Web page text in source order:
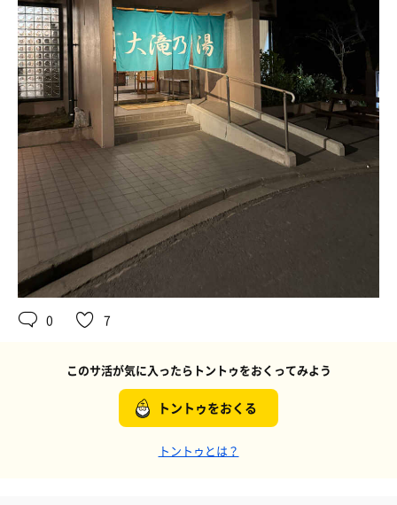
0 7
このサ活が気に入ったらトントゥをおくってみよう
トントゥをおくる
トントゥとは？